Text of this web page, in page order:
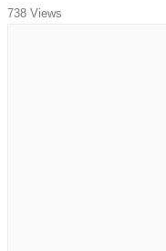
738 Views